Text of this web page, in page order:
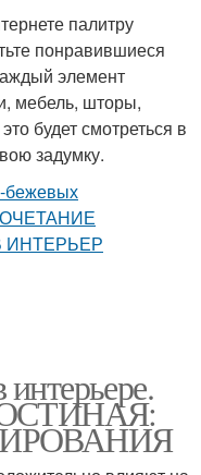
палитру
понравившиеся
элемент
мебель, шторы,
будет смотреться в
задумку.